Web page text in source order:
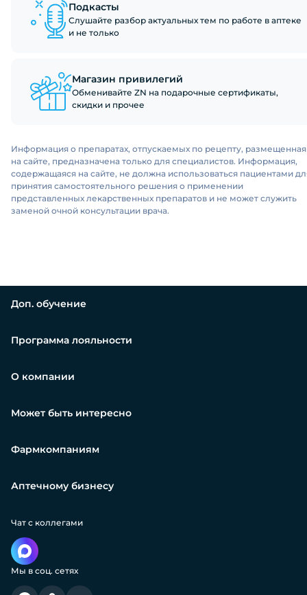
Подкасты
Слушайте разбор актуальных тем по работе в аптеке
и не только
Магазин привилегий
Обменивайте ZN на подарочные сертификаты,
скидки и прочее
Информация о препаратах, отпускаемых по рецепту, размещенная
на сайте, предназначена только для специалистов. Информация,
содержащаяся на сайте, не должна использоваться пациентами
принятия самостоятельного решения о применении
представленных лекарственных препаратов и не может служить
заменой очной консультации врача.
Доп. обучение
Программа лояльности
О компании
Может быть интересно
Фармкомпаниям
Аптечному бизнесу
Чат с коллегами
Мы в соц. сетях